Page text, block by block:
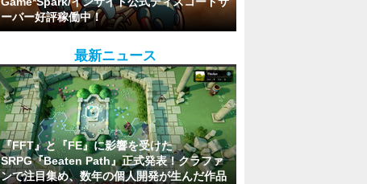
ーバー好評稼働中！
最新ニュース
『FFT』と『FE』に影響を受けた
SRPG『Beaten Path』正式発表！クラファ
ンで注目集め、数年の個人開発が生んだ作品